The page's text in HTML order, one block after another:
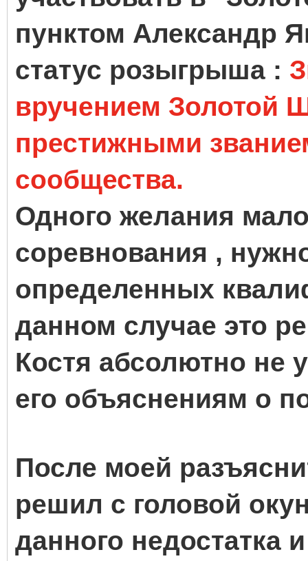
пунктом Александр
статус розыгрыша :
вручением Золотой
престижными
сообщества.
Одного желания
соревнования ,
определенных
данном случае это
Костя абсолютно не
его объяснениям о
После моей
решил с головой
данного недостатка